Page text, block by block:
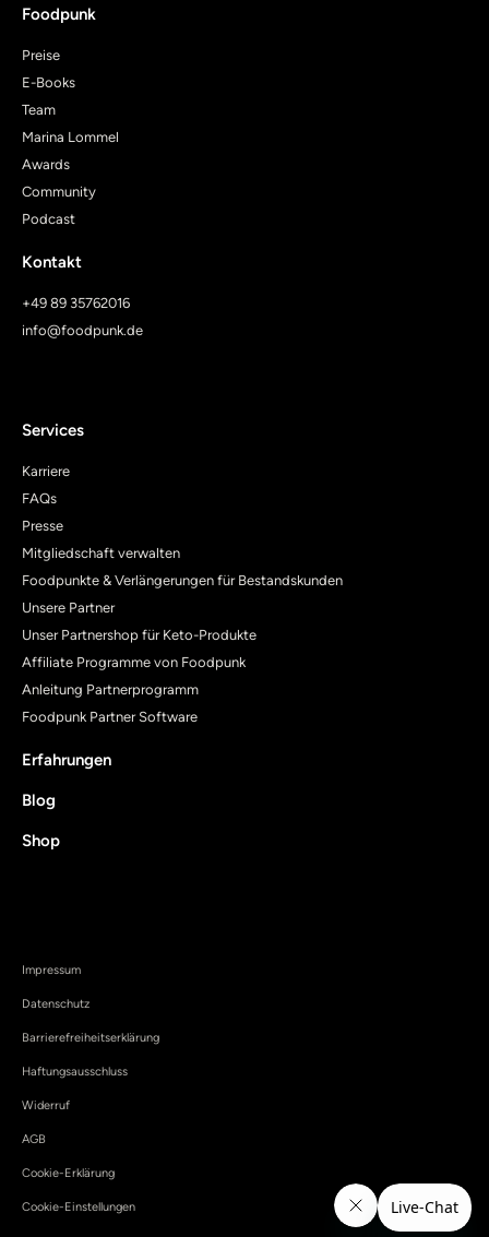
Foodpunk
Preise
E-Books
Team
Marina Lommel
Awards
Community
Podcast
Kontakt
+49 89 35762016
info@foodpunk.de
Services
Karriere
FAQs
Presse
Mitgliedschaft verwalten
Foodpunkte & Verlängerungen für Bestandskunden
Unsere Partner
Unser Partnershop für Keto-Produkte
Affiliate Programme von Foodpunk
Anleitung Partnerprogramm
Foodpunk Partner Software
Erfahrungen
Blog
Shop
Impressum
Datenschutz
Barrierefreiheitserklärung
Haftungsausschluss
Widerruf
AGB
Cookie-Erklärung
Cookie-Einstellungen